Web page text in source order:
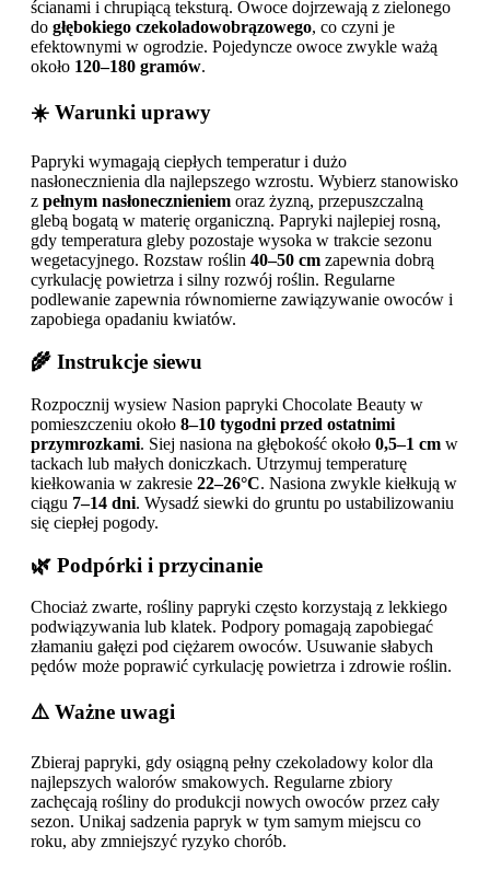
ścianami i chrupiącą teksturą. Owoce dojrzewają z zielonego
do głębokiego czekoladowobrązowego, co czyni je
efektownymi w ogrodzie. Pojedyncze owoce zwykle ważą
około 120–180 gramów.
☀️ Warunki uprawy
Papryki wymagają ciepłych temperatur i dużo
nasłonecznienia dla najlepszego wzrostu. Wybierz stanowisko
z pełnym nasłonecznieniem oraz żyzną, przepuszczalną
glebą bogatą w materię organiczną. Papryki najlepiej rosną,
gdy temperatura gleby pozostaje wysoka w trakcie sezonu
wegetacyjnego. Rozstaw roślin 40–50 cm zapewnia dobrą
cyrkulację powietrza i silny rozwój roślin. Regularne
podlewanie zapewnia równomierne zawiązywanie owoców i
zapobiega opadaniu kwiatów.
🌾 Instrukcje siewu
Rozpocznij wysiew Nasion papryki Chocolate Beauty w
pomieszczeniu około 8–10 tygodni przed ostatnimi
przymrozkami. Siej nasiona na głębokość około 0,5–1 cm w
tackach lub małych doniczkach. Utrzymuj temperaturę
kiełkowania w zakresie 22–26°C. Nasiona zwykle kiełkują w
ciągu 7–14 dni. Wysadź siewki do gruntu po ustabilizowaniu
się ciepłej pogody.
🌿 Podpórki i przycinanie
Chociaż zwarte, rośliny papryki często korzystają z lekkiego
podwiązywania lub klatek. Podpory pomagają zapobiegać
złamaniu gałęzi pod ciężarem owoców. Usuwanie słabych
pędów może poprawić cyrkulację powietrza i zdrowie roślin.
⚠️ Ważne uwagi
Zbieraj papryki, gdy osiągną pełny czekoladowy kolor dla
najlepszych walorów smakowych. Regularne zbiory
zachęcają rośliny do produkcji nowych owoców przez cały
sezon. Unikaj sadzenia papryk w tym samym miejscu co
roku, aby zmniejszyć ryzyko chorób.